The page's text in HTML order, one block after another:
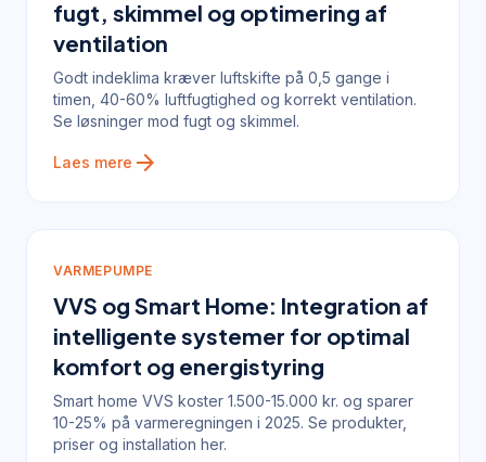
fugt, skimmel og optimering af
ventilation
Godt indeklima kræver luftskifte på 0,5 gange i
timen, 40-60% luftfugtighed og korrekt ventilation.
Se løsninger mod fugt og skimmel.
Laes mere arrow_forward
VARMEPUMPE
VVS og Smart Home: Integration af
intelligente systemer for optimal
komfort og energistyring
Smart home VVS koster 1.500-15.000 kr. og sparer
10-25% på varmeregningen i 2025. Se produkter,
priser og installation her.